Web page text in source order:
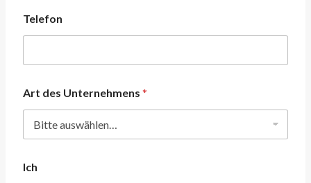
Telefon
Art des Unternehmens *
Ich